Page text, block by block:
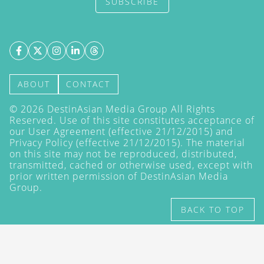
ABOUT CONTACT
© 2026 DestinAsian Media Group All Rights
Reserved. Use of this site constitutes acceptance of
our User Agreement (effective 21/12/2015) and
Privacy Policy (effective 21/12/2015). The material
on this site may not be reproduced, distributed,
transmitted, cached or otherwise used, except with
prior written permission of DestinAsian Media
Group.
BACK TO TOP